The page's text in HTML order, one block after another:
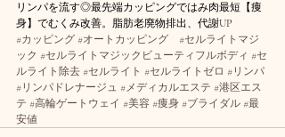
リンパを流す◎最先端カッピングではみ肉最短【痩
身】でむくみ改善。脂肪老廃物排出、代謝UP
#カッピング #オートカッピング
#セルライトマジ
ック #セルライトマジックビューティフルボディ #セ
ルライト除去 #セルライト #セルライトゼロ #リンパ
#リンパドレナージュ #メディカルエステ #港区エス
テ #高輪ゲートウェイ #美容 #痩身 #ブライダル #最
安値